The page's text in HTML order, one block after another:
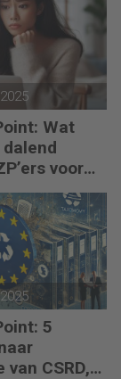
Wat
voor
planning?
5
CSRD,